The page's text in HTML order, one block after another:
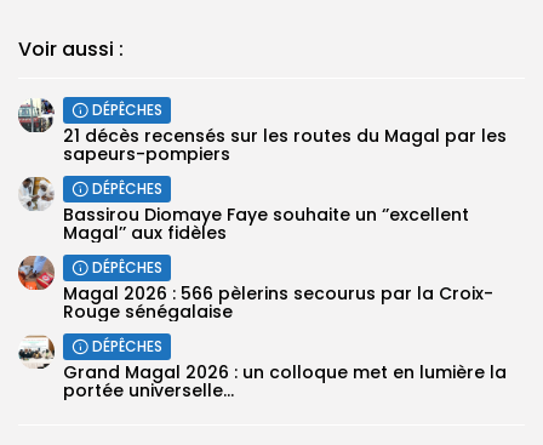
Voir aussi :
DÉPÊCHES
21 décès recensés sur les routes du Magal par les
sapeurs-pompiers
DÉPÊCHES
Bassirou Diomaye Faye souhaite un ‘’excellent
Magal’’ aux fidèles
DÉPÊCHES
Magal 2026 : 566 pèlerins secourus par la Croix-
Rouge sénégalaise
DÉPÊCHES
Grand Magal 2026 : un colloque met en lumière la
portée universelle...